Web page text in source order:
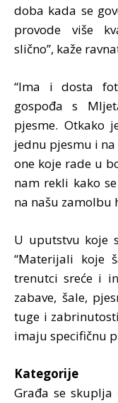
doba kada se
provode više
slično”, kaže
“Ima i dosta
gospođa s
pjesme. Otkako
jednu pjesmu i
one koje rade u
nam rekli kako
na našu zamolbu
U uputstvu koje
“Materijali koje
trenutci sreće i
zabave, šale,
tuge i
imaju specifičnu
Kategorije
Građa se skuplja